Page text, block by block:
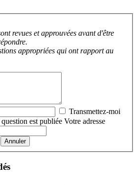
revues et approuvées avant d'être
appropriées qui ont rapport au
Transmettez-moi
est publiée Votre adresse
Annuler